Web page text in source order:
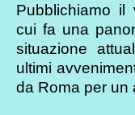
Pubblichiamo il
cui fa una
situazione
ultimi
da Roma per un